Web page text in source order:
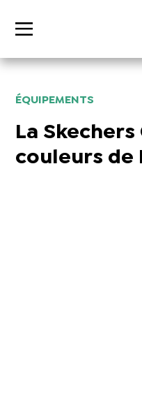
ÉQUIPEMENTS
La Skechers
couleurs de